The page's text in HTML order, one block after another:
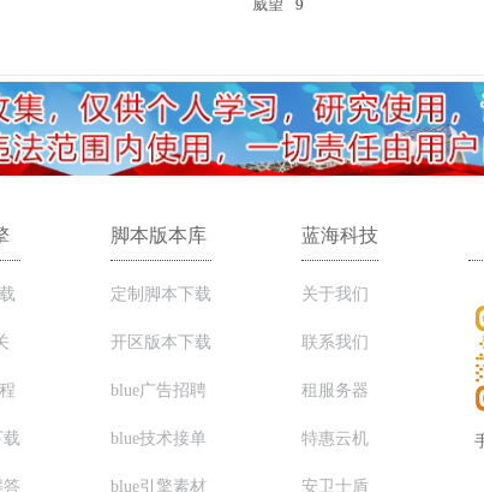
威望
9
脚本版本库
定制脚本下载
开区版本下载
blue广告招聘
blue技术接单
blue引擎素材
蓝海科技
关于我们
联系我们
租服务器
特惠云机
安卫士盾